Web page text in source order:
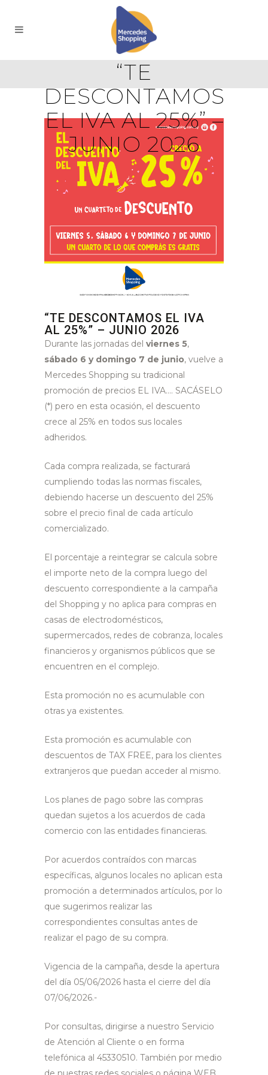
“TE
DESCONTAMOS
EL IVA AL 25%” –
JUNIO 2026
“TE DESCONTAMOS EL IVA
AL 25%” – JUNIO 2026
Durante las jornadas del viernes 5,
sábado 6 y domingo 7 de junio, vuelve a
Mercedes Shopping su tradicional
promoción de precios EL IVA…. SACÁSELO
(*) pero en esta ocasión, el descuento
crece al 25% en todos sus locales
adheridos.
Cada compra realizada, se facturará
cumpliendo todas las normas fiscales,
debiendo hacerse un descuento del 25%
sobre el precio final de cada artículo
comercializado.
El porcentaje a reintegrar se calcula sobre
el importe neto de la compra luego del
descuento correspondiente a la campaña
del Shopping y no aplica para compras en
casas de electrodomésticos,
supermercados, redes de cobranza, locales
financieros y organismos públicos que se
encuentren en el complejo.
Esta promoción no es acumulable con
otras ya existentes.
Esta promoción es acumulable con
descuentos de TAX FREE, para los clientes
extranjeros que puedan acceder al mismo.
Los planes de pago sobre las compras
quedan sujetos a los acuerdos de cada
comercio con las entidades financieras.
Por acuerdos contraídos con marcas
específicas, algunos locales no aplican esta
promoción a determinados artículos, por lo
que sugerimos realizar las
correspondientes consultas antes de
realizar el pago de su compra.
Vigencia de la campaña, desde la apertura
del día 05/06/2026 hasta el cierre del día
07/06/2026.-
Por consultas, dirigirse a nuestro Servicio
de Atención al Cliente o en forma
telefónica al 45330510. También por medio